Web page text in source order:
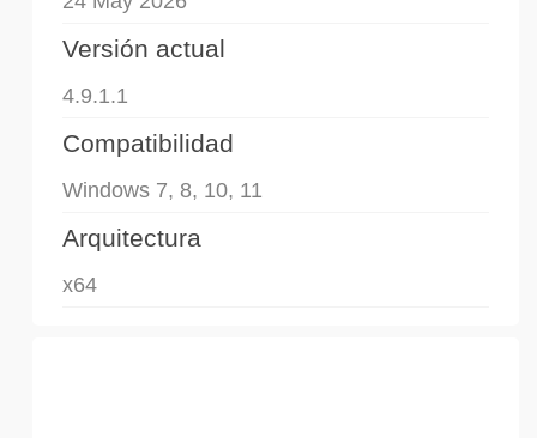
Versión actual
4.9.1.1
Compatibilidad
Windows 7, 8, 10, 11
Arquitectura
x64